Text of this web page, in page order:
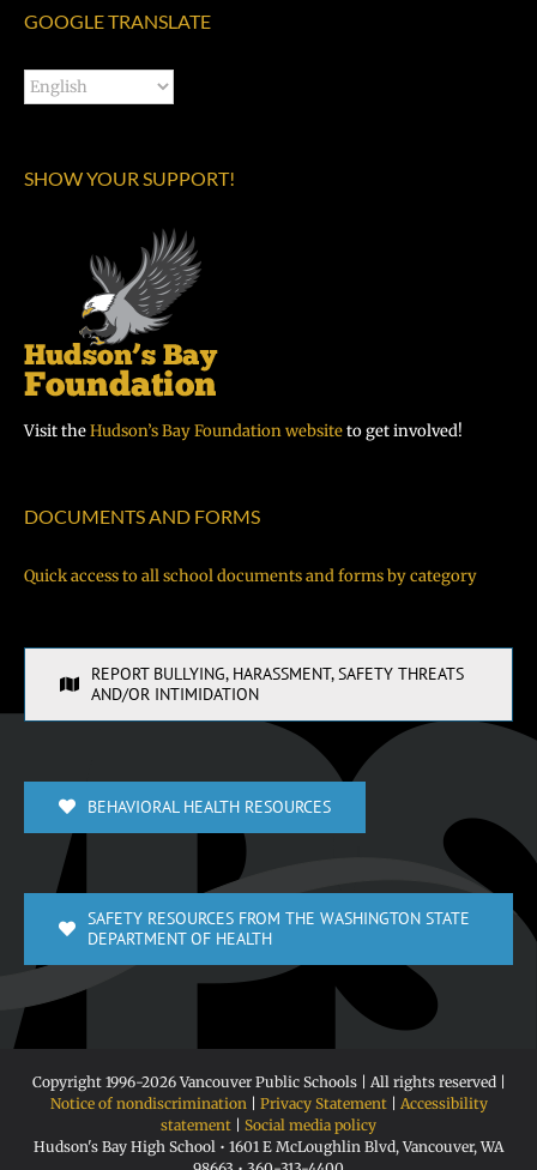
GOOGLE TRANSLATE
SHOW YOUR SUPPORT!
Visit theHudson’s Bay Foundation websiteto get involved!
DOCUMENTS AND FORMS
Quick access to all school documents and forms by category
REPORT BULLYING, HARASSMENT, SAFETY THREATS
AND/OR INTIMIDATION
BEHAVIORAL HEALTH RESOURCES
SAFETY RESOURCES FROM THE WASHINGTON STATE
DEPARTMENT OF HEALTH
Copyright 1996-2026 Vancouver Public Schools | All rights reserved |
Notice of nondiscrimination | Privacy Statement| Accessibility
statement | Social media policy
Hudson's Bay High School • 1601 E McLoughlin Blvd, Vancouver, WA